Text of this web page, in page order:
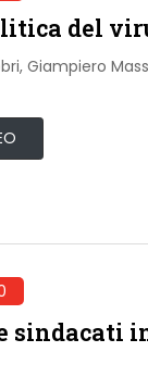
del
Giampiero
sindacati